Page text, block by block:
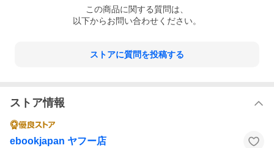
この商品に関する質問は、
以下からお問い合わせください。
ストアに質問を投稿する
ストア情報
ebookjapan ヤフー店